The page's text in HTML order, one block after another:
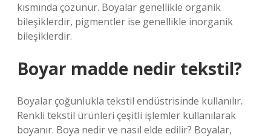
kısmında çözünür. Boyalar genellikle organik
bileşiklerdir, pigmentler ise genellikle inorganik
bileşiklerdir.
Boyar madde nedir tekstil?
Boyalar çoğunlukla tekstil endüstrisinde kullanılır.
Renkli tekstil ürünleri çeşitli işlemler kullanılarak
boyanır. Boya nedir ve nasıl elde edilir? Boyalar,